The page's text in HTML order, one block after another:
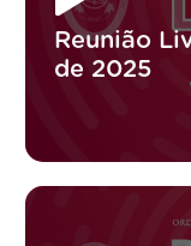
Reunião
de 2025